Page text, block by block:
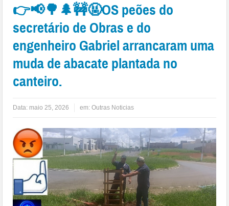
👉📢🌳🌲🚧🤬OS peões do
secretário de Obras e do
engenheiro Gabriel arrancaram uma
muda de abacate plantada no
canteiro.
Data: maio 25, 2026 em:Outras Noticias